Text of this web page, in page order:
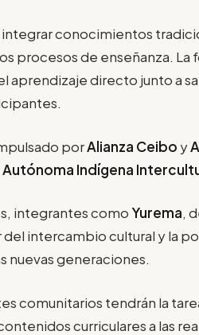
conocimientos
procesos de enseñanza.
aprendizaje directo junto a
porAlianza Ceibo y
Indígena
integrantes como Yurema,
del intercambio cultural y la
nuevas generaciones.
comunitarios tendrán la
curriculares a las